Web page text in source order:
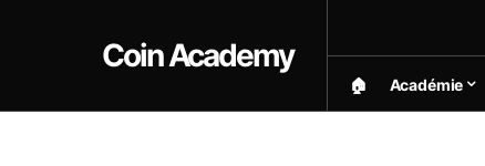
Coin Academy
🏠︎ Académie